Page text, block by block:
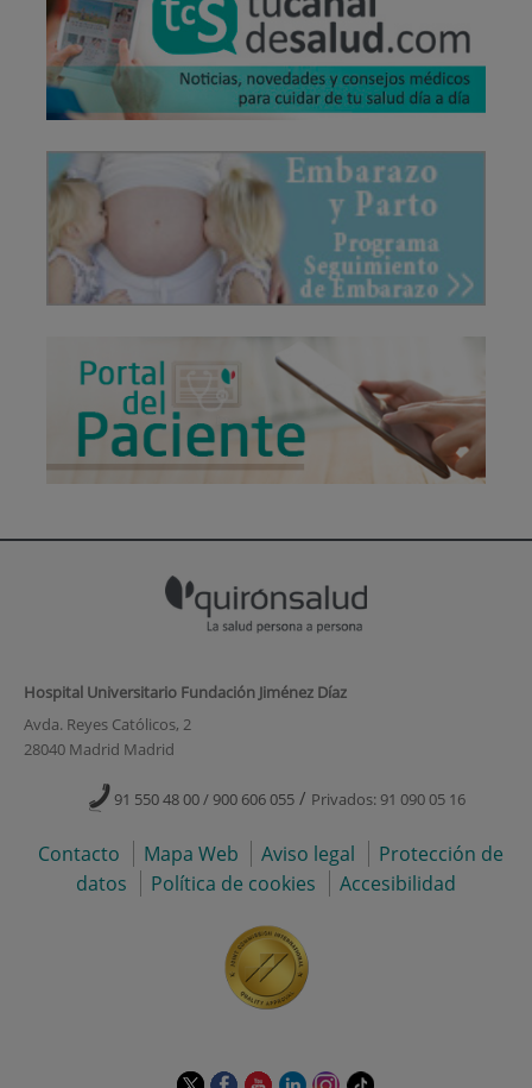
Hospital Universitario Fundación Jiménez Díaz
Avda. Reyes Católicos, 2
28040 Madrid Madrid
91 550 48 00 / 900 606 055 / Privados: 91 090 05 16
Contacto Mapa Web Aviso legal
Protección de
datos
Política de cookies Accesibilidad
EsteEsteEsteEsteEsteEnlace